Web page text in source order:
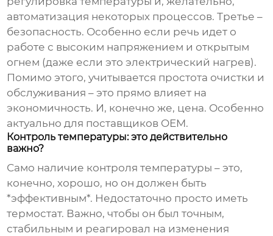
автоматизация некоторых процессов. Третье –
безопасность. Особенно если речь идет о
работе с высоким напряжением и открытым
огнем (даже если это электрический нагрев).
Помимо этого, учитывается простота очистки и
обслуживания – это прямо влияет на
экономичность. И, конечно же, цена. Особенно
актуально для поставщиков OEM.
Контроль температуры: это действительно
важно?
Само наличие контроля температуры – это,
конечно, хорошо, но он должен быть
*эффективным*. Недостаточно просто иметь
термостат. Важно, чтобы он был точным,
стабильным и реагировал на изменения